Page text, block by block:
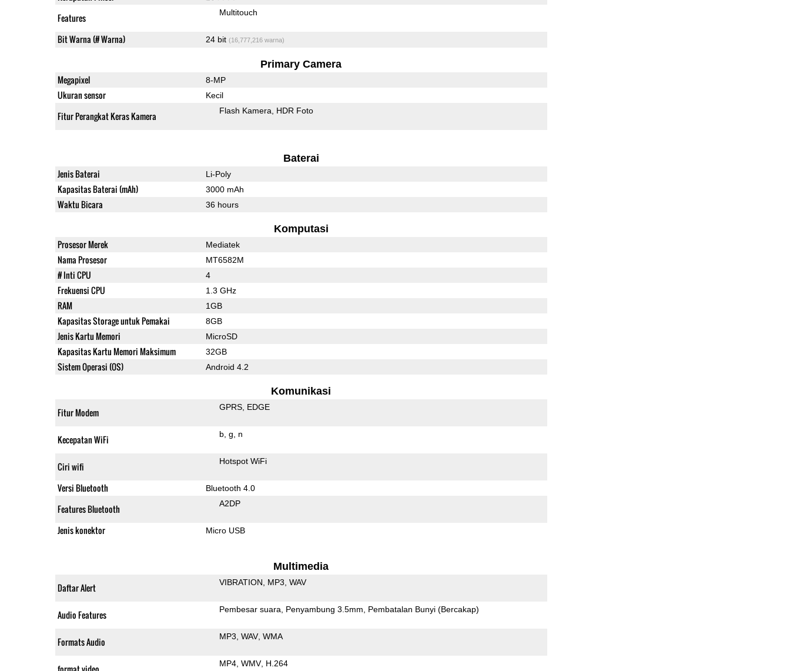
Features Multitouch
Bit Warna (# Warna) 24 bit (16,777,216 warna)
Primary Camera
Megapixel 8-MP
Ukuran sensor Kecil
Fitur Perangkat Keras Kamera Flash Kamera HDR Foto
Baterai
Jenis Baterai Li-Poly
Kapasitas Baterai (mAh) 3000 mAh
Waktu Bicara 36 hours
Komputasi
Prosesor Merek Mediatek
Nama Prosesor MT6582M
# Inti CPU 4
Frekuensi CPU 1.3 GHz
RAM 1GB
Kapasitas Storage untuk Pemakai 8GB
Jenis Kartu Memori MicroSD
Kapasitas Kartu Memori Maksimum 32GB
Sistem Operasi (OS) Android 4.2
Komunikasi
Fitur Modem GPRS EDGE
Kecepatan WiFi b g n
Ciri wifi Hotspot WiFi
Versi Bluetooth Bluetooth 4.0
Features Bluetooth A2DP
Jenis konektor Micro USB
Multimedia
Daftar Alert VIBRATION MP3 WAV
Audio Features Pembesar suara Penyambung 3.5mm Pembatalan Bunyi (Bercakap)
Formats Audio MP3 WAV WMA
MP4 WMV H.264